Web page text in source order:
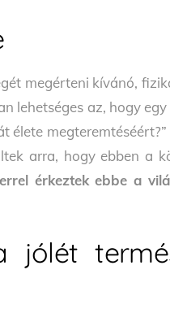
megérteni kívánó,
lehetséges az, hogy
megteremtéséért?”
arra, hogy ebben a
érkeztek ebbe a
jólét